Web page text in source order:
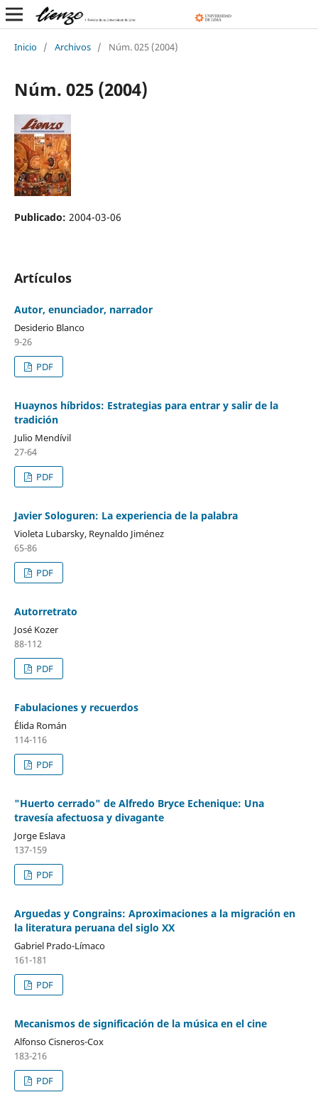
Inicio / Archivos / Núm. 025 (2004)
Núm. 025 (2004)
Publicado: 2004-03-06
Artículos
Autor, enunciador, narrador
Desiderio Blanco
9-26
PDF
Huaynos híbridos: Estrategias para entrar y salir de la
tradición
Julio Mendívil
27-64
PDF
Javier Sologuren: La experiencia de la palabra
Violeta Lubarsky, Reynaldo Jiménez
65-86
PDF
Autorretrato
José Kozer
88-112
PDF
Fabulaciones y recuerdos
Élida Román
114-116
PDF
"Huerto cerrado" de Alfredo Bryce Echenique: Una
travesía afectuosa y divagante
Jorge Eslava
137-159
PDF
Arguedas y Congrains: Aproximaciones a la migración en
la literatura peruana del siglo XX
Gabriel Prado-Límaco
161-181
PDF
Mecanismos de significación de la música en el cine
Alfonso Cisneros-Cox
183-216
PDF